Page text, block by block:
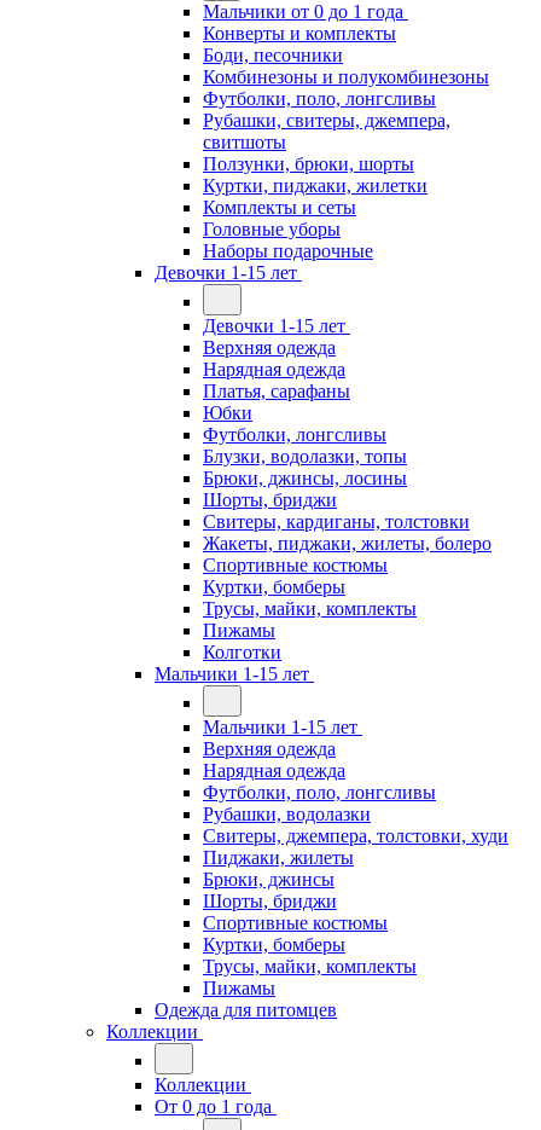
Мальчики от 0 до 1 года
Конверты и комплекты
Боди, песочники
Комбинезоны и полукомбинезоны
Футболки, поло, лонгсливы
Рубашки, свитеры, джемпера,
свитшоты
Ползунки, брюки, шорты
Куртки, пиджаки, жилетки
Комплекты и сеты
Головные уборы
Наборы подарочные
Девочки 1-15 лет
Девочки 1-15 лет
Верхняя одежда
Нарядная одежда
Платья, сарафаны
Юбки
Футболки, лонгсливы
Блузки, водолазки, топы
Брюки, джинсы, лосины
Шорты, бриджи
Свитеры, кардиганы, толстовки
Жакеты, пиджаки, жилеты, болеро
Спортивные костюмы
Куртки, бомберы
Трусы, майки, комплекты
Пижамы
Колготки
Мальчики 1-15 лет
Мальчики 1-15 лет
Верхняя одежда
Нарядная одежда
Футболки, поло, лонгсливы
Рубашки, водолазки
Свитеры, джемпера, толстовки, худи
Пиджаки, жилеты
Брюки, джинсы
Шорты, бриджи
Спортивные костюмы
Куртки, бомберы
Трусы, майки, комплекты
Пижамы
Одежда для питомцев
Коллекции
Коллекции
От 0 до 1 года